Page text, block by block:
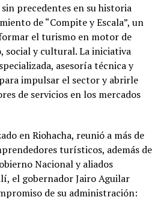
precedentes en su historia
de “Compite y Escala”, un
el turismo en motor de
social y cultural. La iniciativa
asesoría técnica y
impulsar el sector y abrirle
de servicios en los mercados
en Riohacha, reunió a más de
turísticos, además de
Nacional y aliados
el gobernador Jairo Aguilar
de su administración: